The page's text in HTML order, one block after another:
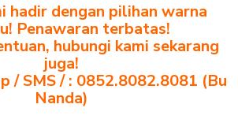
hadir dengan pilihan warna
Penawaran terbatas!
hubungi kami sekarang
juga!
/ SMS / : 0852.8082.8081 (Bu
Nanda)